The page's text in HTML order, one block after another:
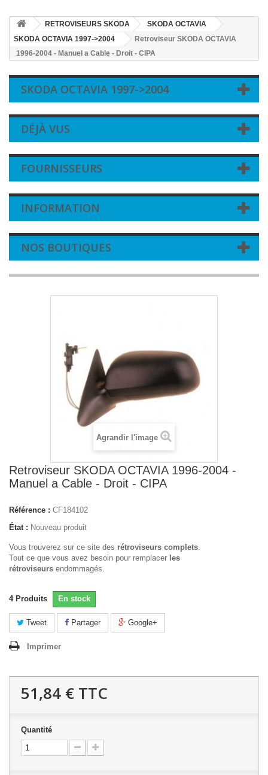
RETROVISEURS SKODA
SKODA OCTAVIA
SKODA OCTAVIA 1997->2004
Retroviseur SKODA OCTAVIA
1996-2004 - Manuel a Cable - Droit - CIPA
SKODA OCTAVIA 1997->2004
DÉJÀ VUS
FOURNISSEURS
INFORMATION
NOS BOUTIQUES
Agrandir l'image
Retroviseur SKODA OCTAVIA 1996-2004 -
Manuel a Cable - Droit - CIPA
Référence : CF184102
État : Nouveau produit
Vous trouverez sur ce site des rétroviseurs complets.
Tout ce que vous avez besoin pour remplacer les
rétroviseurs endommagés.
4 Produits En stock
Tweet Partager Google+
Imprimer
51,84 € TTC
Quantité